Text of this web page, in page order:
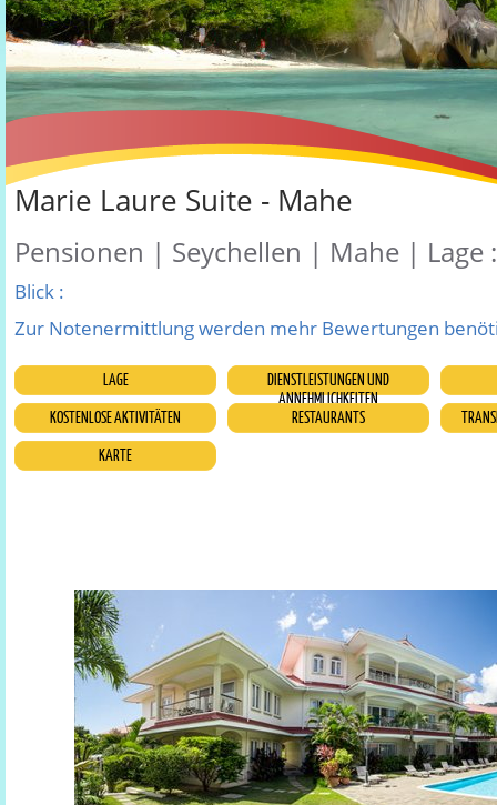
Marie Laure Suite - Mahe
Pensionen | Seychellen | Mahe | Lage
Blick :
Zur Notenermittlung werden mehr Bewertungen
LAGE
DIENSTLEISTUNGEN UND
ANNEHMLICHKEITEN
KOSTENLOSE AKTIVITÄTEN
RESTAURANTS
KARTE